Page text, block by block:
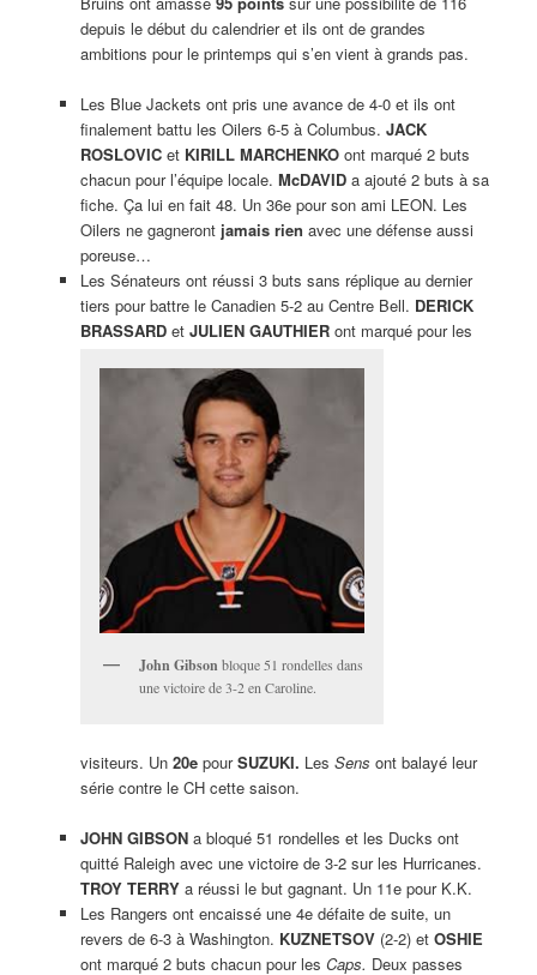
depuis le début du calendrier et ils ont de grandes
ambitions pour le printemps qui s’en vient à grands pas.
Les Blue Jackets ont pris une avance de 4-0 et ils ont
finalement battu les Oilers 6-5 à Columbus. JACK
ROSLOVICet KIRILL MARCHENKOont marqué 2 buts
chacun pour l’équipe locale. McDAVIDa ajouté 2 buts à sa
fiche. Ça lui en fait 48. Un 36e pour son ami LEON. Les
Oilers ne gagneront jamais rien avec une défense aussi
poreuse…
Les Sénateurs ont réussi 3 buts sans réplique au dernier
tiers pour battre le Canadien 5-2 au Centre Bell. DERICK
BRASSARDet JULIEN GAUTHIERont marqué pour les
John Gibson bloque 51 rondelles dans
une victoire de 3-2 en Caroline.
visiteurs. Un 20epourSUZUKI. Les Sens ont balayé leur
série contre le CH cette saison.
JOHN GIBSONa bloqué 51 rondelles et les Ducks ont
quitté Raleigh avec une victoire de 3-2 sur les Hurricanes.
TROY TERRYa réussi le but gagnant. Un 11e pour K.K.
Les Rangers ont encaissé une 4e défaite de suite, un
revers de 6-3 à Washington. KUZNETSOV(2-2) et OSHIE
ont marqué 2 buts chacun pour les Caps. Deux passes